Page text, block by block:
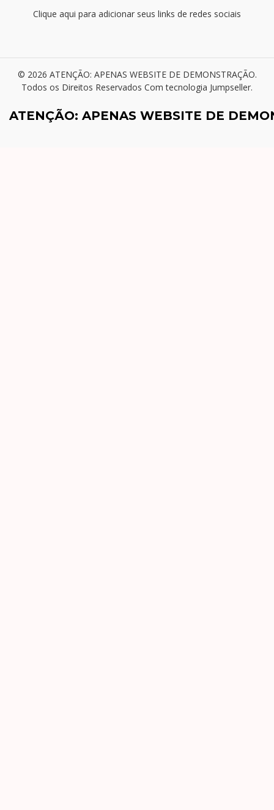
Clique aqui para adicionar seus links de redes sociais
© 2026 ATENÇÃO: APENAS WEBSITE DE DEMONSTRAÇÃO.
Todos os Direitos Reservados Com tecnologia Jumpseller.
ATENÇÃO: APENAS WEBSITE DE